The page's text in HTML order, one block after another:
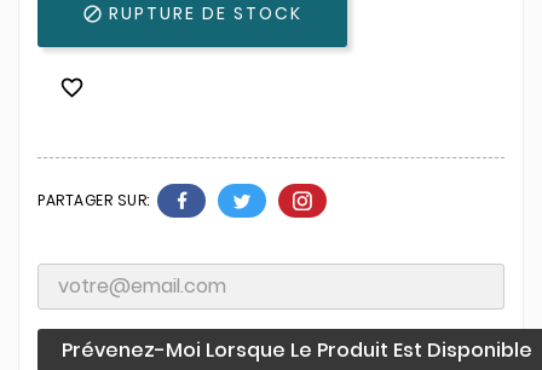
 RUPTURE DE STOCK

PARTAGER SUR:
Prévenez-Moi Lorsque Le Produit Est Disponible